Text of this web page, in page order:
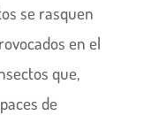
se rasquen
en el
que,
de